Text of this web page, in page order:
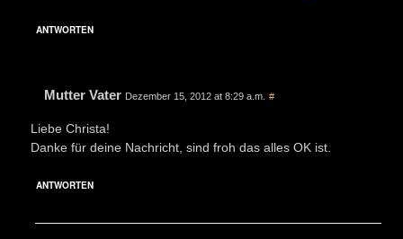
ANTWORTEN
Mutter Vater Dezember 15, 2012 at 8:29 a.m. #
Liebe Christa!
Danke für deine Nachricht, sind froh das alles OK ist.
ANTWORTEN